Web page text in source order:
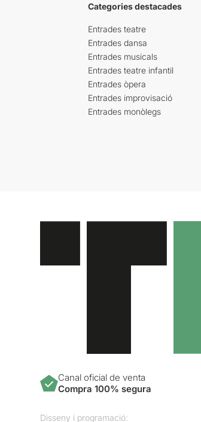
Categories destacades
Entrades teatre
Entrades dansa
Entrades musicals
Entrades teatre infantil
Entrades òpera
Entrades improvisació
Entrades monòlegs
Canal oficial de venta
Compra 100% segura
Disseny i programació: